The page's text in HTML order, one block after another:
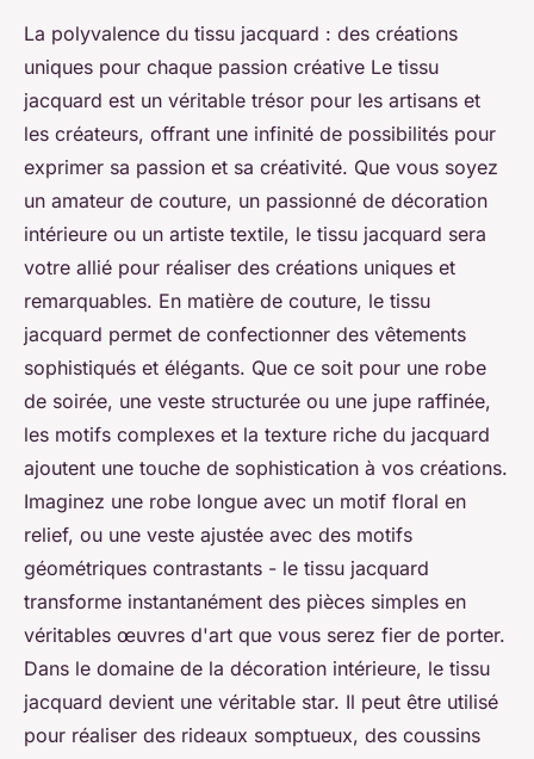
La polyvalence du tissu jacquard : des créations
uniques pour chaque passion créative Le tissu
jacquard est un véritable trésor pour les artisans et
les créateurs, offrant une infinité de possibilités pour
exprimer sa passion et sa créativité. Que vous soyez
un amateur de couture, un passionné de décoration
intérieure ou un artiste textile, le tissu jacquard sera
votre allié pour réaliser des créations uniques et
remarquables. En matière de couture, le tissu
jacquard permet de confectionner des vêtements
sophistiqués et élégants. Que ce soit pour une robe
de soirée, une veste structurée ou une jupe raffinée,
les motifs complexes et la texture riche du jacquard
ajoutent une touche de sophistication à vos créations.
Imaginez une robe longue avec un motif floral en
relief, ou une veste ajustée avec des motifs
géométriques contrastants - le tissu jacquard
transforme instantanément des pièces simples en
véritables œuvres d'art que vous serez fier de porter.
Dans le domaine de la décoration intérieure, le tissu
jacquard devient une véritable star. Il peut être utilisé
pour réaliser des rideaux somptueux, des coussins